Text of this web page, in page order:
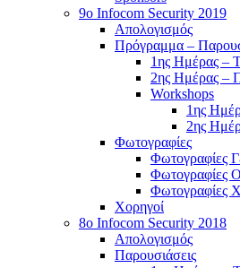
9ο Infocom Security 2019
Απολογισμός
Πρόγραμμα –
1ης Ημέρας –
2ης Ημέρας –
Workshops
1ης
2ης
Φωτογραφίες
Φωτογραφίες
Φωτογραφίες
Φωτογραφίες
Χορηγοί
8ο Infocom Security 2018
Απολογισμός
Παρουσιάσεις